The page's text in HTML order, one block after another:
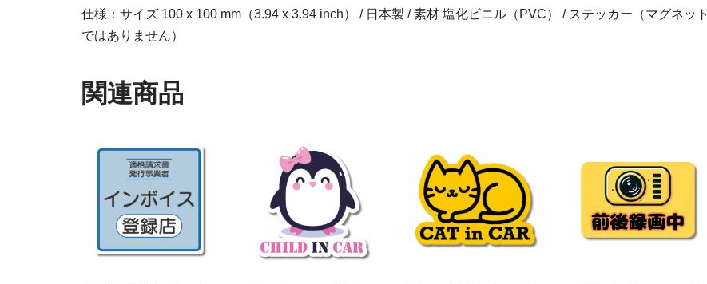
仕様：サイズ 100 x 100 mm（3.94 x 3.94 inch） / 日本製 / 素材 塩化ビニル（PVC） / ステッカー（マグネット
ではありません）
関連商品